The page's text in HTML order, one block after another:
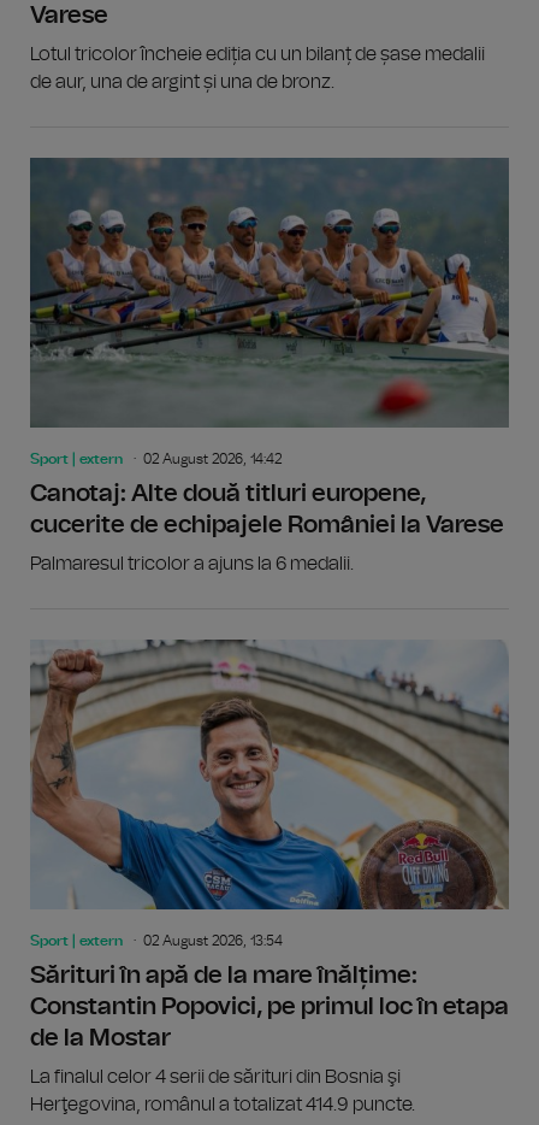
Varese
Lotul tricolor încheie ediția cu un bilanț de șase medalii
de aur, una de argint și una de bronz.
Sport | extern 02 August 2026, 14:42
Canotaj: Alte două titluri europene,
cucerite de echipajele României la Varese
Palmaresul tricolor a ajuns la 6 medalii.
Sport | extern 02 August 2026, 13:54
Sărituri în apă de la mare înălțime:
Constantin Popovici, pe primul loc în etapa
de la Mostar
La finalul celor 4 serii de sărituri din Bosnia şi
Herţegovina, românul a totalizat 414.9 puncte.